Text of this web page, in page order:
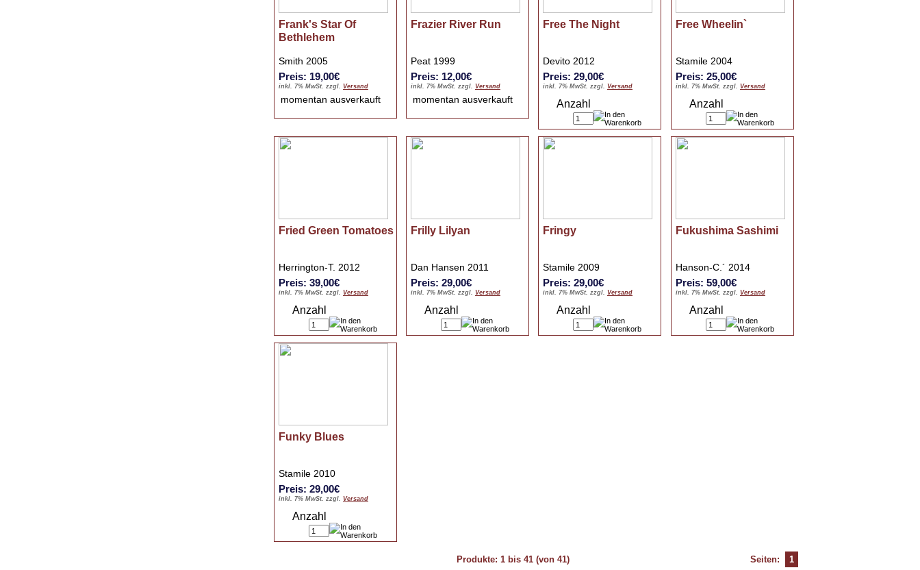
Frank's Star Of
Bethlehem
Smith 2005
Preis: 19,00€
inkl. 7% MwSt. zzgl. Versand
momentan ausverkauft
Frazier River Run
Peat 1999
Preis: 12,00€
inkl. 7% MwSt. zzgl. Versand
momentan ausverkauft
Free The Night
Devito 2012
Preis: 29,00€
inkl. 7% MwSt. zzgl. Versand
Anzahl
Free Wheelin`
Stamile 2004
Preis: 25,00€
inkl. 7% MwSt. zzgl. Versand
Anzahl
Fried Green Tomatoes
Herrington-T. 2012
Preis: 39,00€
inkl. 7% MwSt. zzgl. Versand
Anzahl
Frilly Lilyan
Dan Hansen 2011
Preis: 29,00€
inkl. 7% MwSt. zzgl. Versand
Anzahl
Fringy
Stamile 2009
Preis: 29,00€
inkl. 7% MwSt. zzgl. Versand
Anzahl
Fukushima Sashimi
Hanson-C.´ 2014
Preis: 59,00€
inkl. 7% MwSt. zzgl. Versand
Anzahl
Funky Blues
Stamile 2010
Preis: 29,00€
inkl. 7% MwSt. zzgl. Versand
Anzahl
Seiten: 1
Produkte: 1 bis 41 (von 41)